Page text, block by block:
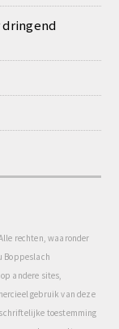
rechten, waaronder
Boppeslach
andere sites,
gebruik van deze
toestemming